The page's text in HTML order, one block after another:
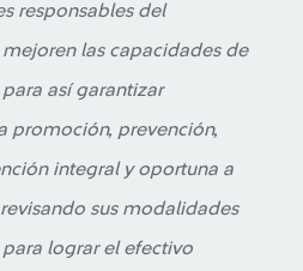
responsables del
las capacidades de
así garantizar
promoción, prevención,
integral y oportuna a
sus modalidades
lograr el efectivo